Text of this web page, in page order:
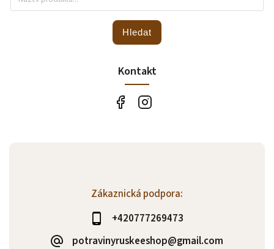
Zákaznická podpora:
+420777269473
potravinyruskeeshop@gmail.com
Hledat
Kontakt